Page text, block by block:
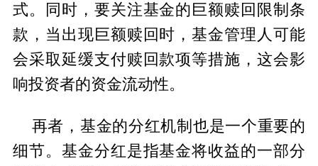
式。同时，要关注基金的巨额赎回限制条
款，当出现巨额赎回时，基金管理人可能
会采取延缓支付赎回款项等措施，这会影
响投资者的资金流动性。
再者，基金的分红机制也是一个重要的
细节。基金分红是指基金将收益的一部分